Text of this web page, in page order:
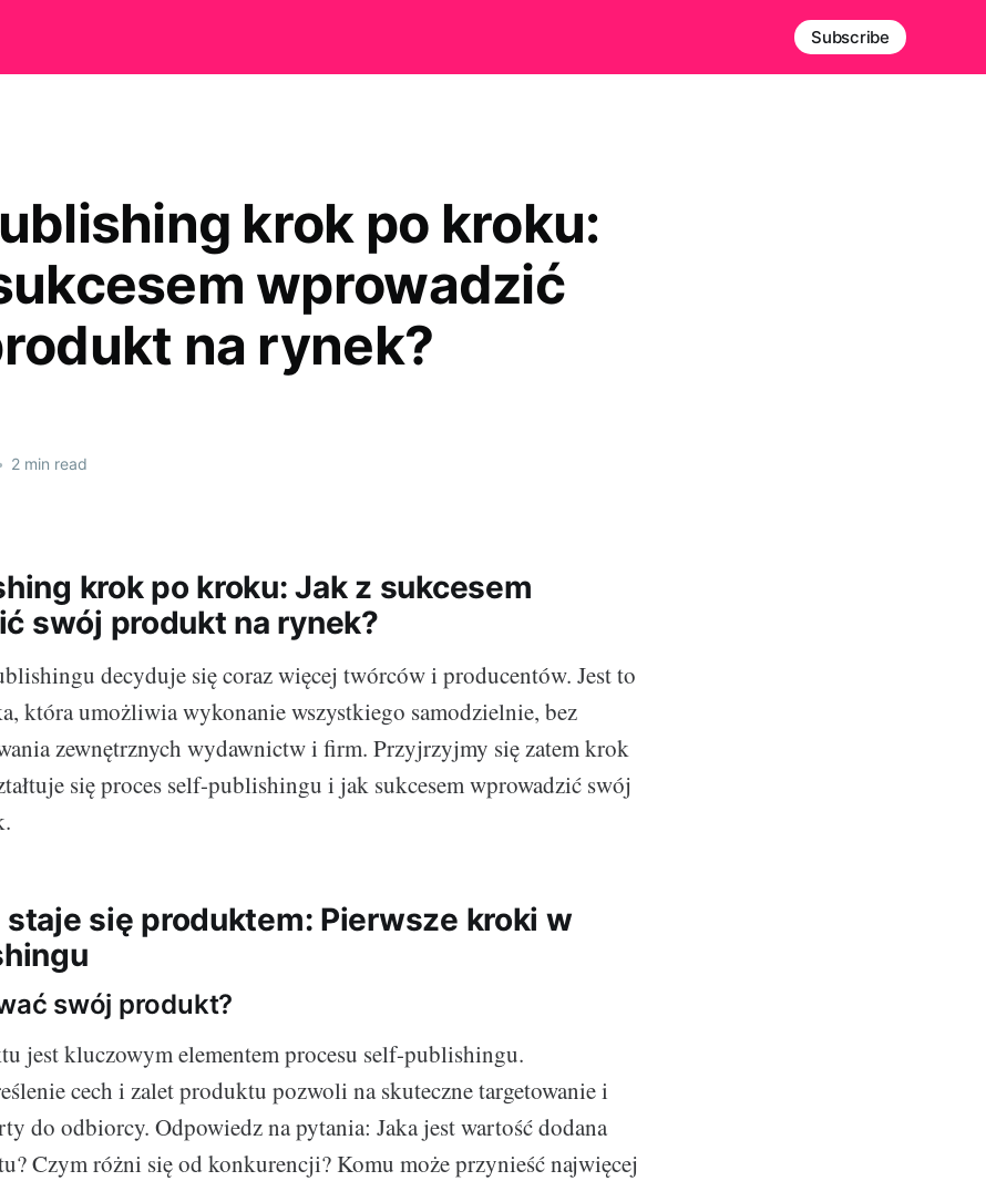
Subscribe
krok po kroku:
wprowadzić
na rynek?
2 min read
krok po kroku: Jak z sukcesem
swój produkt na rynek?
decyduje się coraz więcej twórców i producentów. Jest to
która umożliwia wykonanie wszystkiego samodzielnie, bez
zewnętrznych wydawnictw i firm. Przyjrzyjmy się zatem krok
się proces self-publishingu i jak sukcesem wprowadzić swój
się produktem: Pierwsze kroki w
swój produkt?
jest kluczowym elementem procesu self-publishingu.
cech i zalet produktu pozwoli na skuteczne targetowanie i
do odbiorcy. Odpowiedz na pytania: Jaka jest wartość dodana
Czym różni się od konkurencji? Komu może przynieść najwięcej